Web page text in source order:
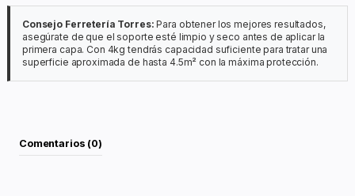
Consejo Ferretería Torres: Para obtener los mejores resultados,
asegúrate de que el soporte esté limpio y seco antes de aplicar la
primera capa. Con 4kg tendrás capacidad suficiente para tratar una
superficie aproximada de hasta 4.5m² con la máxima protección.
Comentarios (0)